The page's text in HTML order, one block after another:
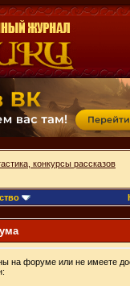
конкурсы рассказов
на форуме или не имеете